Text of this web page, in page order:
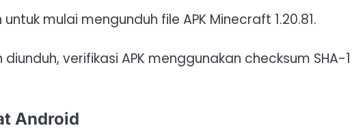
mulai mengunduh file APK Minecraft 1.20.81.
diunduh, verifikasi APK menggunakan checksum SHA-1
Android